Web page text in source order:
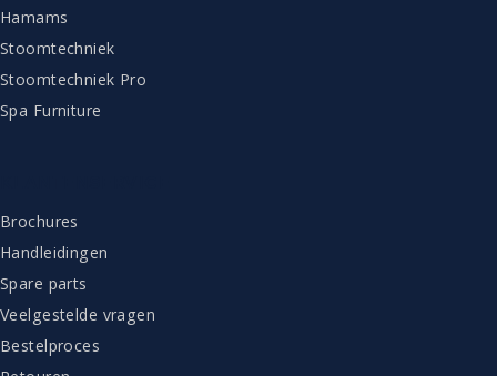
Hamams
Stoomtechniek
Stoomtechniek Pro
Spa Furniture
Brochures
Handleidingen
Spare parts
Veelgestelde vragen
Bestelproces